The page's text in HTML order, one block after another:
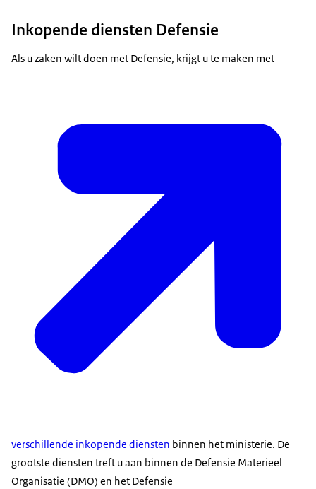
Inkopende diensten Defensie
Als u zaken wilt doen met Defensie, krijgt u te maken met
verschillende inkopende diensten binnen het ministerie. De
grootste diensten treft u aan binnen de Defensie Materieel
Organisatie (DMO) en het Defensie